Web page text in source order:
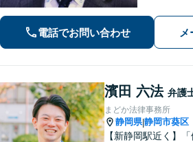
す。地域密
電話でお問い合わせ
濱田 六法 弁護
まどか法律事務所
静岡県|静岡市葵区
【新静岡駅近く】